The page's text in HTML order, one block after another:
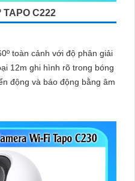
TAPO C222
toàn cảnh với độ phân giải
12m ghi hình rõ trong bóng